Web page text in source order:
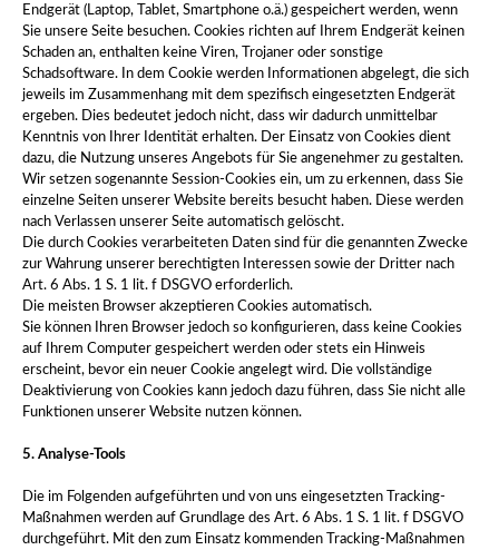
Endgerät (Laptop, Tablet, Smartphone o.ä.) gespeichert werden, wenn
Sie unsere Seite besuchen. Cookies richten auf Ihrem Endgerät keinen
Schaden an, enthalten keine Viren, Trojaner oder sonstige
Schadsoftware. In dem Cookie werden Informationen abgelegt, die sich
jeweils im Zusammenhang mit dem spezifisch eingesetzten Endgerät
ergeben. Dies bedeutet jedoch nicht, dass wir dadurch unmittelbar
Kenntnis von Ihrer Identität erhalten. Der Einsatz von Cookies dient
dazu, die Nutzung unseres Angebots für Sie angenehmer zu gestalten.
Wir setzen sogenannte Session-Cookies ein, um zu erkennen, dass Sie
einzelne Seiten unserer Website bereits besucht haben. Diese werden
nach Verlassen unserer Seite automatisch gelöscht.
Die durch Cookies verarbeiteten Daten sind für die genannten Zwecke
zur Wahrung unserer berechtigten Interessen sowie der Dritter nach
Art. 6 Abs. 1 S. 1 lit. f DSGVO erforderlich.
Die meisten Browser akzeptieren Cookies automatisch.
Sie können Ihren Browser jedoch so konfigurieren, dass keine Cookies
auf Ihrem Computer gespeichert werden oder stets ein Hinweis
erscheint, bevor ein neuer Cookie angelegt wird. Die vollständige
Deaktivierung von Cookies kann jedoch dazu führen, dass Sie nicht alle
Funktionen unserer Website nutzen können.
5. Analyse-Tools
Die im Folgenden aufgeführten und von uns eingesetzten Tracking-
Maßnahmen werden auf Grundlage des Art. 6 Abs. 1 S. 1 lit. f DSGVO
durchgeführt. Mit den zum Einsatz kommenden Tracking-Maßnahmen